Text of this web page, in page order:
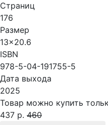
Страниц
176
Размер
13x20.6
ISBN
978-5-04-191755-5
Дата выхода
2025
Товар можно купить
437 р. 460